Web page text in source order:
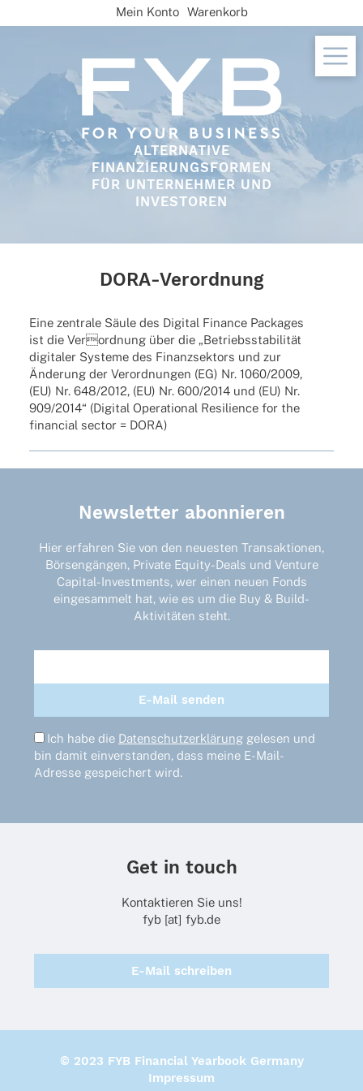
to
ALTERNATIVE
FINANZIERUNGSFORMEN
FÜR UNTERNEHMER UND
INVESTOREN
Mein Konto Warenkorb
DORA-Verordnung
Eine zentrale Säule des Digi­tal Finance Packa­ges
ist die Verordnung über die „Betriebs­sta­bi­li­tät
digi­ta­ler Systeme des Finanz­sek­tors und zur
Ände­rung der Verord­nun­gen (EG) Nr. 1060/2009,
(EU) Nr. 648/2012, (EU) Nr. 600/2014 und (EU) Nr.
909/2014“ (Digi­tal Opera­tio­nal Resi­li­ence for the
finan­cial sector = DORA)
Newsletter abonnieren
Hier erfahren Sie von den neuesten Transaktionen,
Börsengängen, Private Equity-Deals und Venture
Capital-Investments, wer einen neuen Fonds
eingesammelt hat, wie es um die Buy & Build-
Aktivitäten steht.
Ich habe die Datenschutzerklärung gelesen und
bin damit einverstanden, dass meine E-Mail-
Adresse gespeichert wird.
Get in touch
Kontaktieren Sie uns!
fyb [at] fyb.de
E-Mail schreiben
© 2023 FYB Financial Yearbook Germany
Impressum